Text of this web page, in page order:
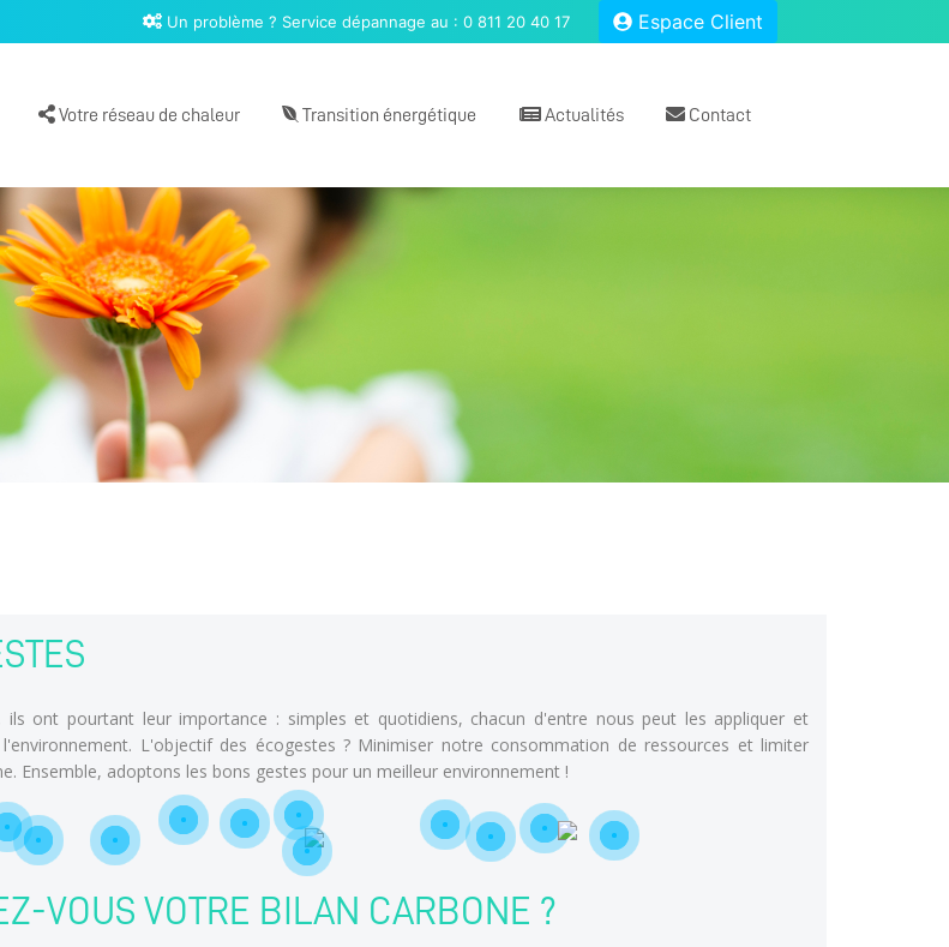
Un problème ? Service dépannage au : 0 811 20 40 17 Espace Client
Votre réseau de chaleur Transition énergétique Actualités Contact
ils ont pourtant leur importance : simples et quotidiens, chacun d'entre nous peut les appliquer et
L'objectif des écogestes ? Minimiser notre consommation de ressources et limiter
Ensemble, adoptons les bons gestes pour un meilleur environnement !
VOUS VOTRE BILAN CARBONE ?